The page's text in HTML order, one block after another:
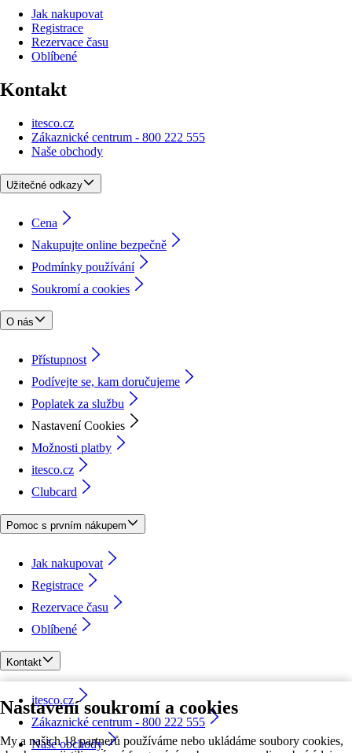
Nastavení soukromí a cookies
My a našich 18 partnerů používáme nebo ukládáme soubory cookies,
Jak nakupovat
Registrace
Rezervace času
Oblíbené
Kontakt
itesco.cz
Zákaznické centrum - 800 222 555
Naše obchody
Užitečné odkazy
Cena
Nakupujte online bezpečně
Podmínky používání
Soukromí a cookies
O nás
Přístupnost
Podívejte se, kam doručujeme
Poplatek za službu
Nastavení Cookies
Možnosti platby
itesco.cz
Clubcard
Pomoc s prvním nákupem
Jak nakupovat
Registrace
Rezervace času
Oblíbené
Kontakt
itesco.cz
Zákaznické centrum - 800 222 555
Naše obchody